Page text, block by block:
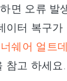
면 오류 발
이터 복구가
쉐어 얼트
참고 하세요.